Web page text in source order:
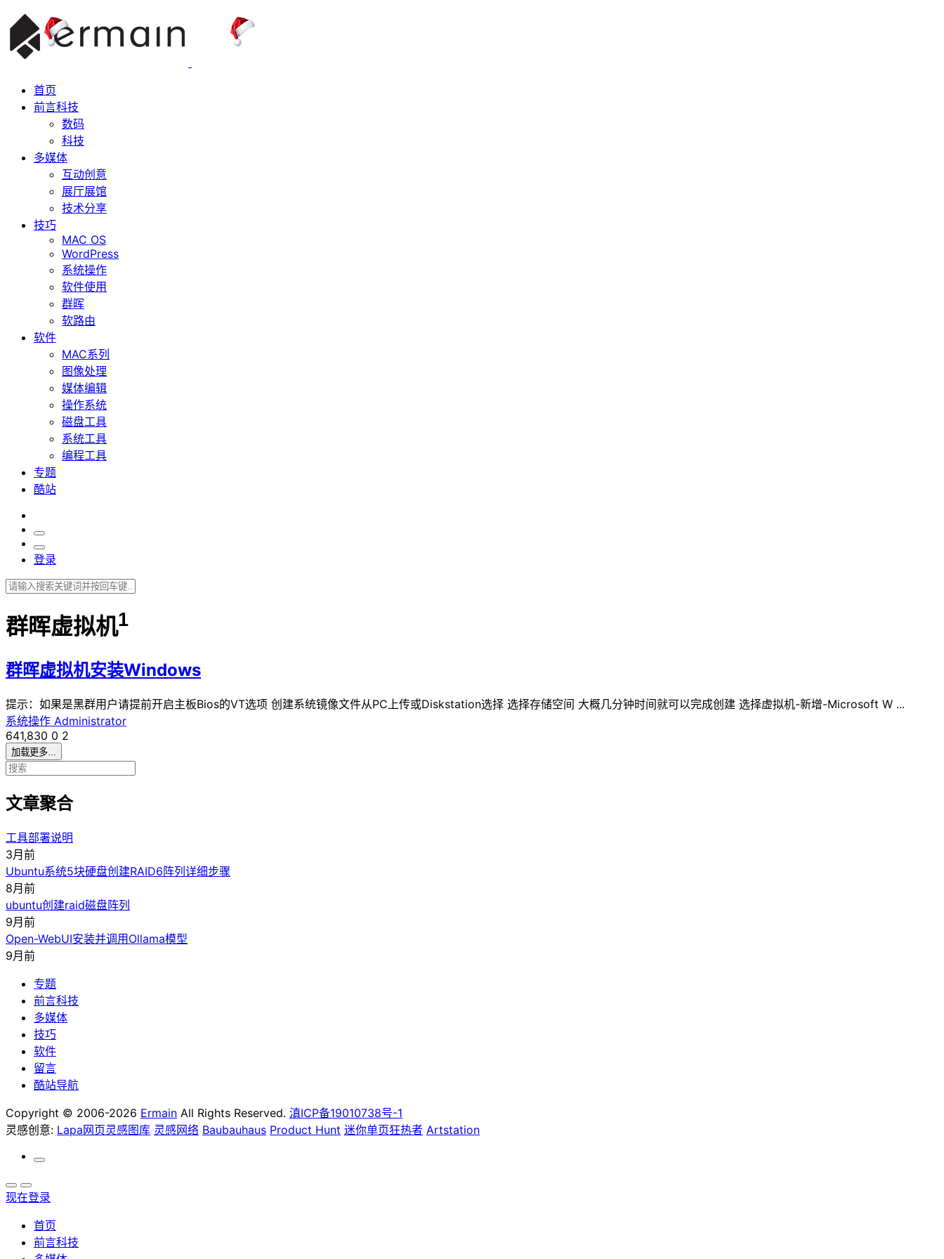
首页
前言科技
数码
科技
多媒体
互动创意
展厅展馆
技术分享
技巧
MAC OS
WordPress
系统操作
软件使用
群晖
软路由
软件
MAC系列
图像处理
媒体编辑
操作系统
磁盘工具
系统工具
编程工具
专题
酷站
登录
群晖虚拟机1
群晖虚拟机安装Windows
提示：如果是黑群用户请提前开启主板Bios的VT选项 创建系统镜像文件从PC上传或Diskstation选择 选择存储空间 大概几分钟时间就可以完成创建 选择虚拟机-新增-Microsoft W ...
系统操作 Administrator
641,830 0 2
加载更多...
文章聚合
工具部署说明
3月前
Ubuntu系统5块硬盘创建RAID6阵列详细步骤
8月前
ubuntu创建raid磁盘阵列
9月前
Open-WebUI安装并调用Ollama模型
9月前
专题
前言科技
多媒体
技巧
软件
留言
酷站导航
Copyright © 2006-2026 Ermain All Rights Reserved. 滇ICP备19010738号-1
灵感创意: Lapa网页灵感图库 灵感网络 Baubauhaus Product Hunt 迷你单页狂热者 Artstation
现在登录
首页
前言科技